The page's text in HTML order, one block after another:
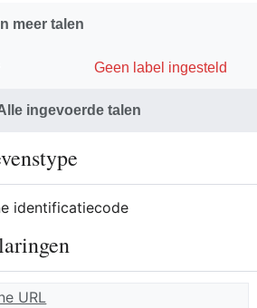
In meer talen
Geen label ingesteld
ingevoerde talen
identificatiecode
URL